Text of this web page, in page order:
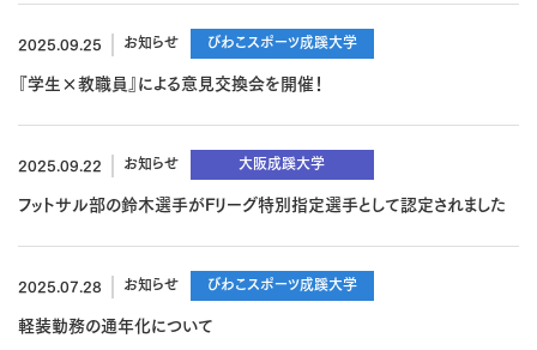
2025.09.25 お知らせ びわこスポーツ成蹊大学
『学生×教職員』による意見交換会を開催！
2025.09.22 お知らせ 大阪成蹊大学
フットサル部の鈴木選手がFリーグ特別指定選手として認定されました
2025.07.28 お知らせ びわこスポーツ成蹊大学
軽装勤務の通年化について